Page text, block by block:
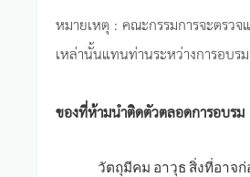
หมายเหตุ : คณะกรรมการจะตรวจ
เหล่านั้นแทนท่านระหว่างการอบรม
ของที่ห้ามนำติดตัวตลอดการอบรม
วัตถุมีคม อาวุธ สิ่งที่อาจ